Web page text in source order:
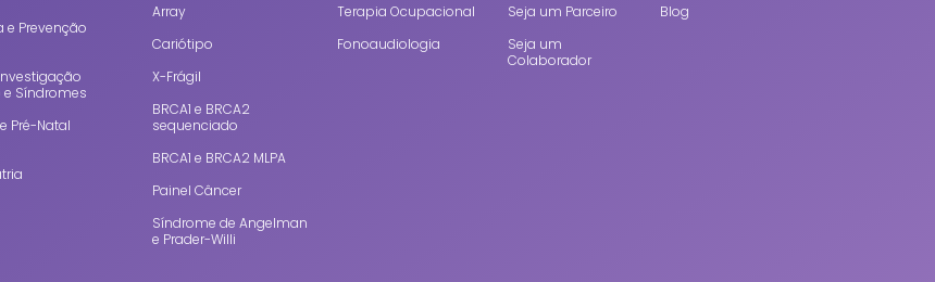
e Prevenção
Síndromes
Pré-Natal
Array
Cariótipo
X-Frágil
BRCA1 e BRCA2
sequenciado
BRCA1 e BRCA2 MLPA
Painel Câncer
Síndrome de Angelman
e Prader-Willi
Terapia Ocupacional
Fonoaudiologia
Seja um Parceiro
Seja um
Colaborador
Blog